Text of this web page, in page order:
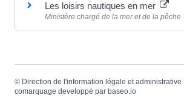
Les loisirs nautiques en mer
Ministère chargé de la mer et de la pêche
© Direction de l'information légale et administrative
comarquage developpé par baseo.io